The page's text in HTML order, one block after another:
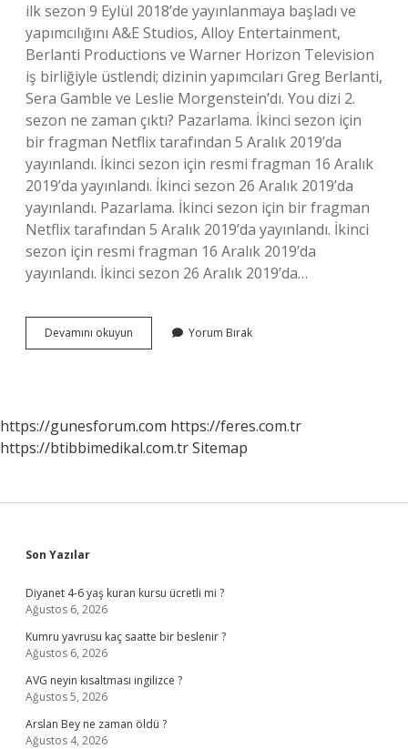
ilk sezon 9 Eylül 2018’de yayınlanmaya başladı ve
yapımcılığını A&E Studios, Alloy Entertainment,
Berlanti Productions ve Warner Horizon Television
iş birliğiyle üstlendi; dizinin yapımcıları Greg Berlanti,
Sera Gamble ve Leslie Morgenstein’dı. You dizi 2.
sezon ne zaman çıktı? Pazarlama. İkinci sezon için
bir fragman Netflix tarafından 5 Aralık 2019’da
yayınlandı. İkinci sezon için resmi fragman 16 Aralık
2019’da yayınlandı. İkinci sezon 26 Aralık 2019’da
yayınlandı. Pazarlama. İkinci sezon için bir fragman
Netflix tarafından 5 Aralık 2019’da yayınlandı. İkinci
sezon için resmi fragman 16 Aralık 2019’da
yayınlandı. İkinci sezon 26 Aralık 2019’da…
Devamını okuyun
1
Yorum Bırak
https://gunesforum.com https://feres.com.tr
https://btibbimedikal.com.trSitemap
Sidebar
Son Yazılar
Diyanet 4-6 yaş kuran kursu ücretli mi ?
Ağustos 6, 2026
Kumru yavrusu kaç saatte bir beslenir ?
Ağustos 6, 2026
AVG neyin kısaltması ingilizce ?
Ağustos 5, 2026
Arslan Bey ne zaman öldü ?
Ağustos 4, 2026